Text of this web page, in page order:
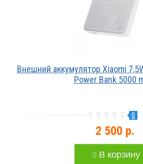
Внешний аккумулятор Xiaomi
Power Bank 5000
0
2 500 р.
В корзину